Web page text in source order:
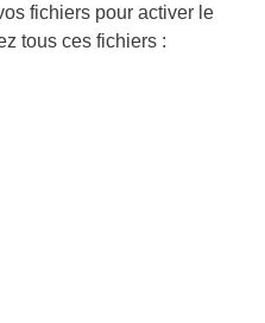
fichiers pour activer le
tous ces fichiers :